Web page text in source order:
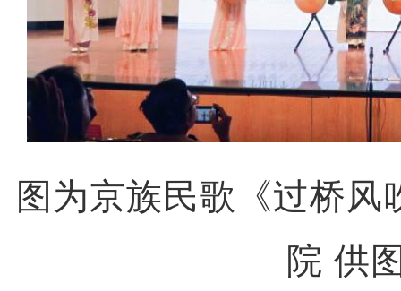
图为京族民歌《过桥风
院 供